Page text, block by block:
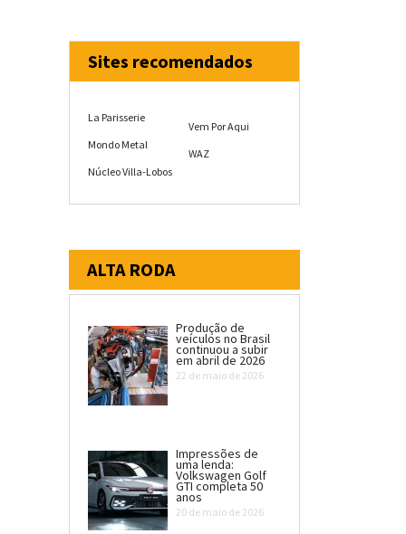
Sites recomendados
La Parisserie
Mondo Metal
Núcleo Villa-Lobos
Vem Por Aqui
WAZ
ALTA RODA
Produção de
veículos no Brasil
continuou a subir
em abril de 2026
22 de maio de 2026
Impressões de
uma lenda:
Volkswagen Golf
GTI completa 50
anos
20 de maio de 2026